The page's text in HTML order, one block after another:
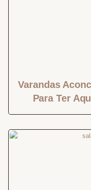
Varandas
Para Ter